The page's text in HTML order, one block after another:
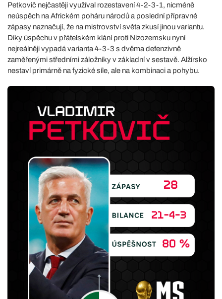
Petkovič nejčastěji využíval rozestavení 4-2-3-1, nicméně
neúspěch na Africkém poháru národů a poslední přípravné
zápasy naznačují, že na mistrovství světa zkusí jinou variantu.
Díky úspěchu v přátelském klání proti Nizozemsku nyní
nejreálněji vypadá varianta 4-3-3 s dvěma defenzivně
zaměřenými středními záložníky v základní v sestavě. Alžírsko
nestaví primárně na fyzické síle, ale na kombinaci a pohybu.